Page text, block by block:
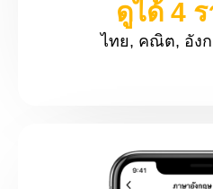
ดูได้ 4
ไทย, คณิต, อัง